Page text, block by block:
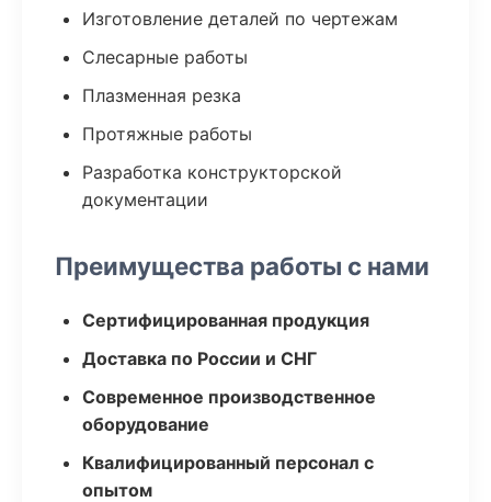
Изготовление деталей по чертежам
Слесарные работы
Плазменная резка
Протяжные работы
Разработка конструкторской
документации
Преимущества работы с нами
Сертифицированная продукция
Доставка по России и СНГ
Современное производственное
оборудование
Квалифицированный персонал с
опытом